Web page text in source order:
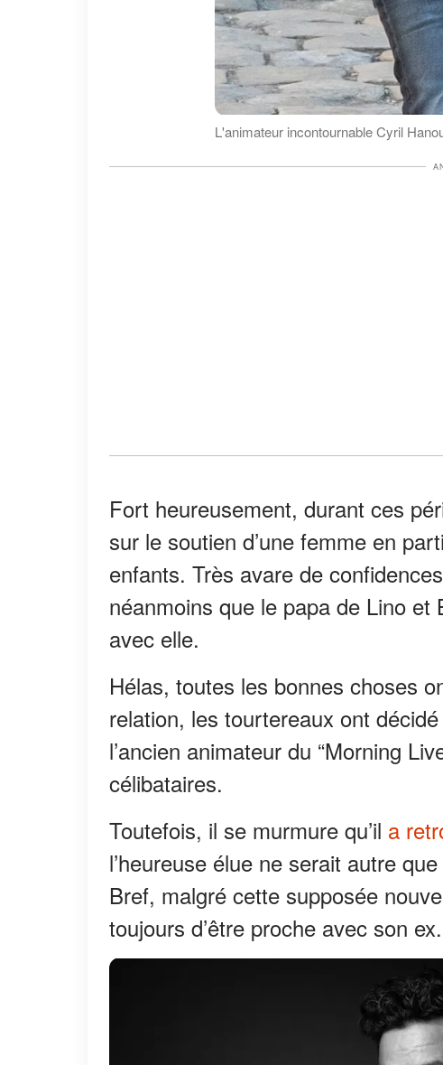
L'animateur incontournable Cyril
Fort heureusement, durant ces
sur le soutien d’une femme en
enfants. Très avare de
néanmoins que le papa de Lino
avec elle.
Hélas, toutes les bonnes choses
relation, les tourtereaux ont
l’ancien animateur du “Morning
célibataires.
Toutefois, il se murmure qu’il a
l’heureuse élue ne serait autre
Bref, malgré cette supposée
toujours d’être proche avec son ex.